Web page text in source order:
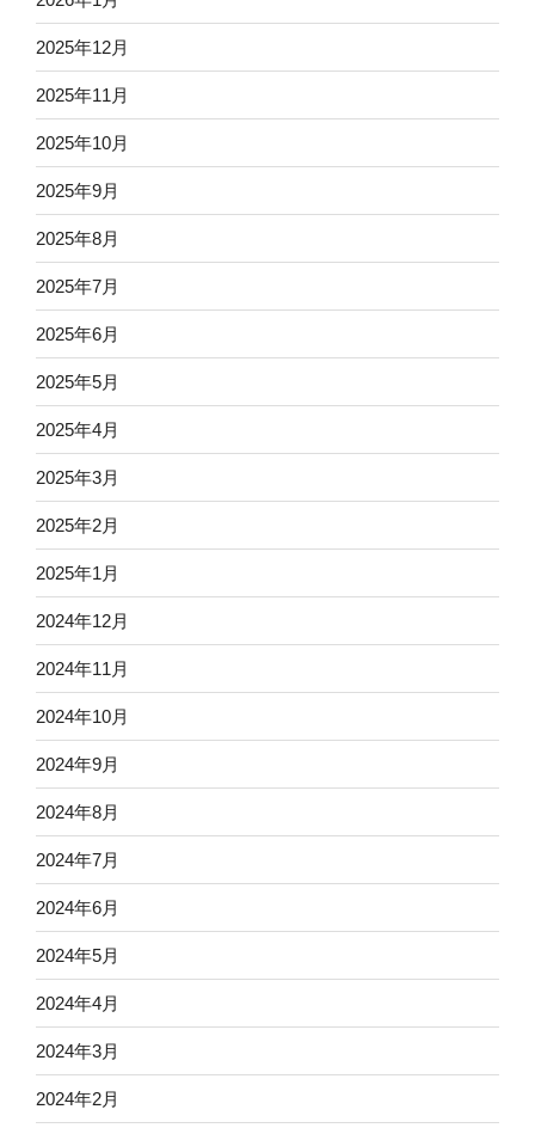
2025年12月
2025年11月
2025年10月
2025年9月
2025年8月
2025年7月
2025年6月
2025年5月
2025年4月
2025年3月
2025年2月
2025年1月
2024年12月
2024年11月
2024年10月
2024年9月
2024年8月
2024年7月
2024年6月
2024年5月
2024年4月
2024年3月
2024年2月